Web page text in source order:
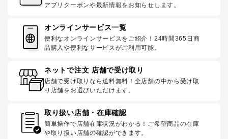
アプリクーポンや最新情報をお知らせします。
オンラインサービス一覧
便利なオンラインサービスをご紹介！24時間365日商
品購入や便利なサービスがご利用可能。
ネットで注文 店舗で受け取り
店舗で受け取りなら送料無料！全店舗の中から受け取
り店舗をお選びいただけます。
取り扱い店舗・在庫確認
簡単操作で店舗在庫状況がわかる！ご希望商品の在庫
や取り扱い店舗の確認ができます。